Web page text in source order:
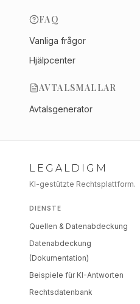
FAQ
Vanliga frågor
Hjälpcenter
AVTALSMALLAR
Avtalsgenerator
LEGALDIGM
KI-gestützte Rechtsplattform.
DIENSTE
Quellen & Datenabdeckung
Datenabdeckung
(Dokumentation)
Beispiele für KI-Antworten
Rechtsdatenbank